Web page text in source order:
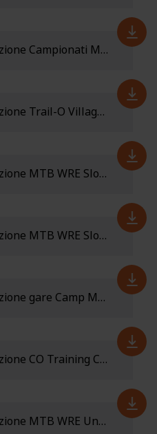
2385.19 Convocazione Campionati Mondiali TRAIL-O Portogallo 21-giugno 01 luglio 19
2384.19 Convocazione Trail-O Villaggio Spiaggia Romea 09-12 maggio 2019
2383.19 Convocazione MTB WRE Slovenia 3-5 maggio 2019
2383.19 Convocazione MTB WRE Slovenia 3-5 maggio 2019
2374.19 Convocazione gare Camp MTB Squadra Nazionale MTBO Elite
2372.19 Convocazione CO Training Camp Danimarca 18-23 aprile 2019
2363.19 Convocazione MTB WRE Ungheria 5-8 aprile 2019